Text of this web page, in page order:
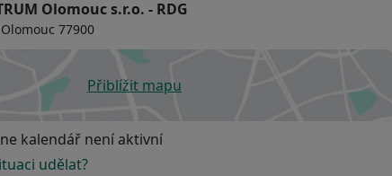
Olomouc s.r.o. - RDG
Olomouc 77900
Přiblížit mapuse otevře v nové záložce
kalendář není aktivní
udělat?